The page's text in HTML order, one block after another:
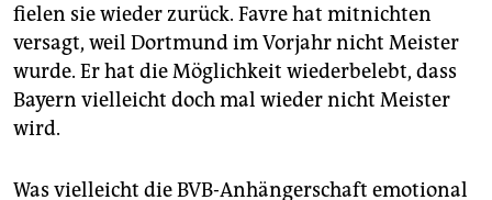
fielen sie wieder zurück. Favre hat mitnichten
versagt, weil Dortmund im Vorjahr nicht Meister
wurde. Er hat die Möglichkeit wiederbelebt, dass
Bayern vielleicht doch mal wieder nicht Meister
wird.
Was vielleicht die BVB-Anhängerschaft emotional